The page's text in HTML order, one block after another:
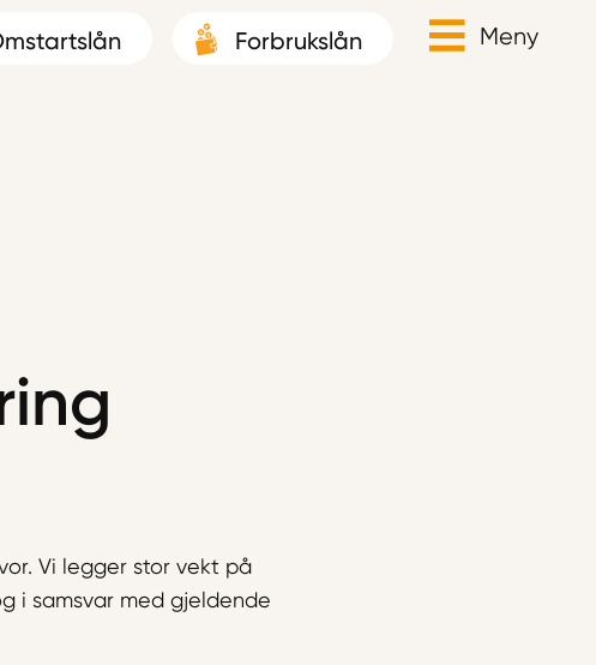
Forbrukslån Meny
Vi legger stor vekt på
i samsvar med gjeldende